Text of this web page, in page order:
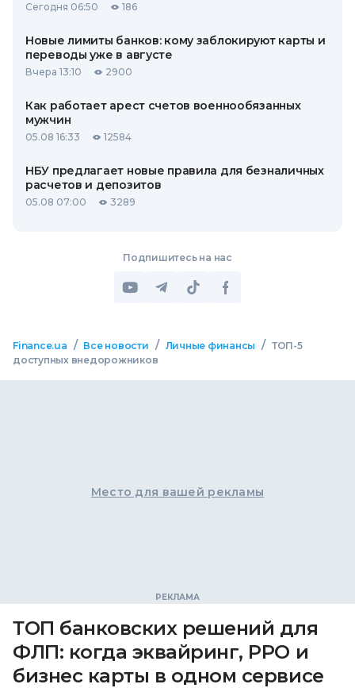
Сегодня 06:50 186
Новые лимиты банков: кому заблокируют карты и
переводы уже в августе
Вчера 13:10 2900
Как работает арест счетов военнообязанных
мужчин
05.08 16:33 12584
НБУ предлагает новые правила для безналичных
расчетов и депозитов
05.08 07:00 3289
Подпишитесь на нас
Finance.ua / Все новости / Личные финансы / ТОП-5
доступных внедорожников
Место для вашей рекламы
ТОП банковских решений для
ФЛП: когда эквайринг, РРО и
бизнес карты в одном сервисе